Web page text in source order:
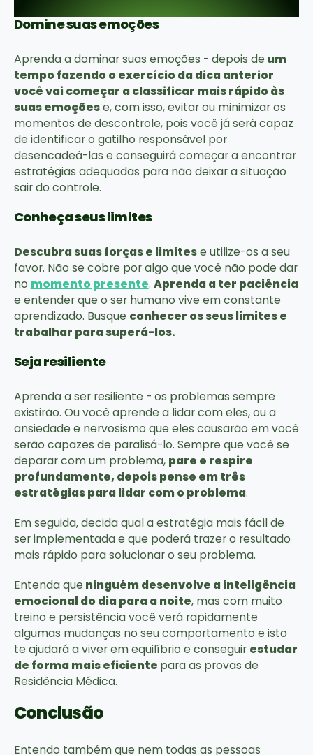
Domine suas emoções
Aprenda a dominar suas emoções - depois de um
tempo fazendo o exercício da dica anterior
você vai começar a classificar mais rápido às
suas emoçõese, com isso, evitar ou minimizar os
momentos de descontrole, pois você já será capaz
de identificar o gatilho responsável por
desencadeá-las e conseguirá começar a encontrar
estratégias adequadas para não deixar a situação
sair do controle.
Conheça seus limites
Descubra suas forças e limitese utilize-os a seu
favor. Não se cobre por algo que você não pode dar
no momento presente. Aprenda a ter paciência
e entender que o ser humano vive em constante
aprendizado. Busque conhecer os seus limites e
trabalhar para superá-los.
Seja resiliente
Aprenda a ser resiliente - os problemas sempre
existirão. Ou você aprende a lidar com eles, ou a
ansiedade e nervosismo que eles causarão em você
serão capazes de paralisá-lo. Sempre que você se
deparar com um problema, pare e respire
profundamente, depois pense em três
estratégias para lidar com o problema.
Em seguida, decida qual a estratégia mais fácil de
ser implementada e que poderá trazer o resultado
mais rápido para solucionar o seu problema.
Entenda que ninguém desenvolve a inteligência
emocional do dia para a noite, mas com muito
treino e persistência você verá rapidamente
algumas mudanças no seu comportamento e isto
te ajudará a viver em equilíbrio e conseguir estudar
de forma mais eficiente para as provas de
Residência Médica.
Conclusão
Entendo também que nem todas as pessoas